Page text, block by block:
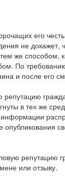
его
не докажет,
же способом,
По
и после его
в тех же
репутацию
или отзыву.